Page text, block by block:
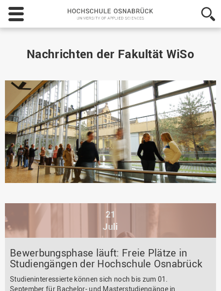
Hochschule
Osnabrück
-
of
Applied
Nachrichten der Fakultät WiSo
21
Juli
Bewerbungsphase läuft: Freie Plätze in
Studiengängen der Hochschule Osnabrück
Studieninteressierte können sich noch bis zum 01.
September für Bachelor- und Masterstudiengänge in